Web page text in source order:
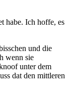
habe. Ich hoffe, es
und die
wenn sie
unter dem
dat den mittleren